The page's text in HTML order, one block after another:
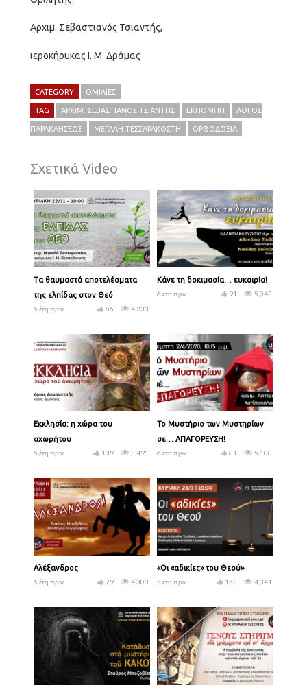
Αρχιμ. Σεβαστιανός Τσιαντής,
ιεροκήρυκας Ι. Μ. Δράμας
CATEGORY ΟΜΙΛΊΕΣ
TAG ΑΡΧΙΜ. ΣΕΒΑΣΤΙΑΝΌΣ ΤΣΙΑΝΤΉΣ ΕΚΠΟΜΠΉ ΛΌΓΟΣ
ΠΑΡΑΚΛΉΣΕΩΣ ΜΕΓΆΛΗ ΤΕΣΣΑΡΑΚΟΣΤΉ ΟΡΘΟΔΟΞΊΑ
Σχετικά Video
Τα θαυμαστά αποτελέσματα
της ελπίδας στον Θεό
6 έτη πριν
4,233
86
Κάνε τη δοκιμασία… ευκαιρία!
6 έτη πριν
5,043
91
Εκκλησία: η χώρα του
αχωρήτου
5 έτη πριν
3,491
139
Το Μυστήριο των Μυστηρίων
σε… ΑΠΑΓΟΡΕΥΣΗ!
6 έτη πριν
5,108
81
Αλέξανδρος
6 έτη πριν
4,303
79
«Οι «αδικίες» του Θεού»
5 έτη πριν
4,341
153